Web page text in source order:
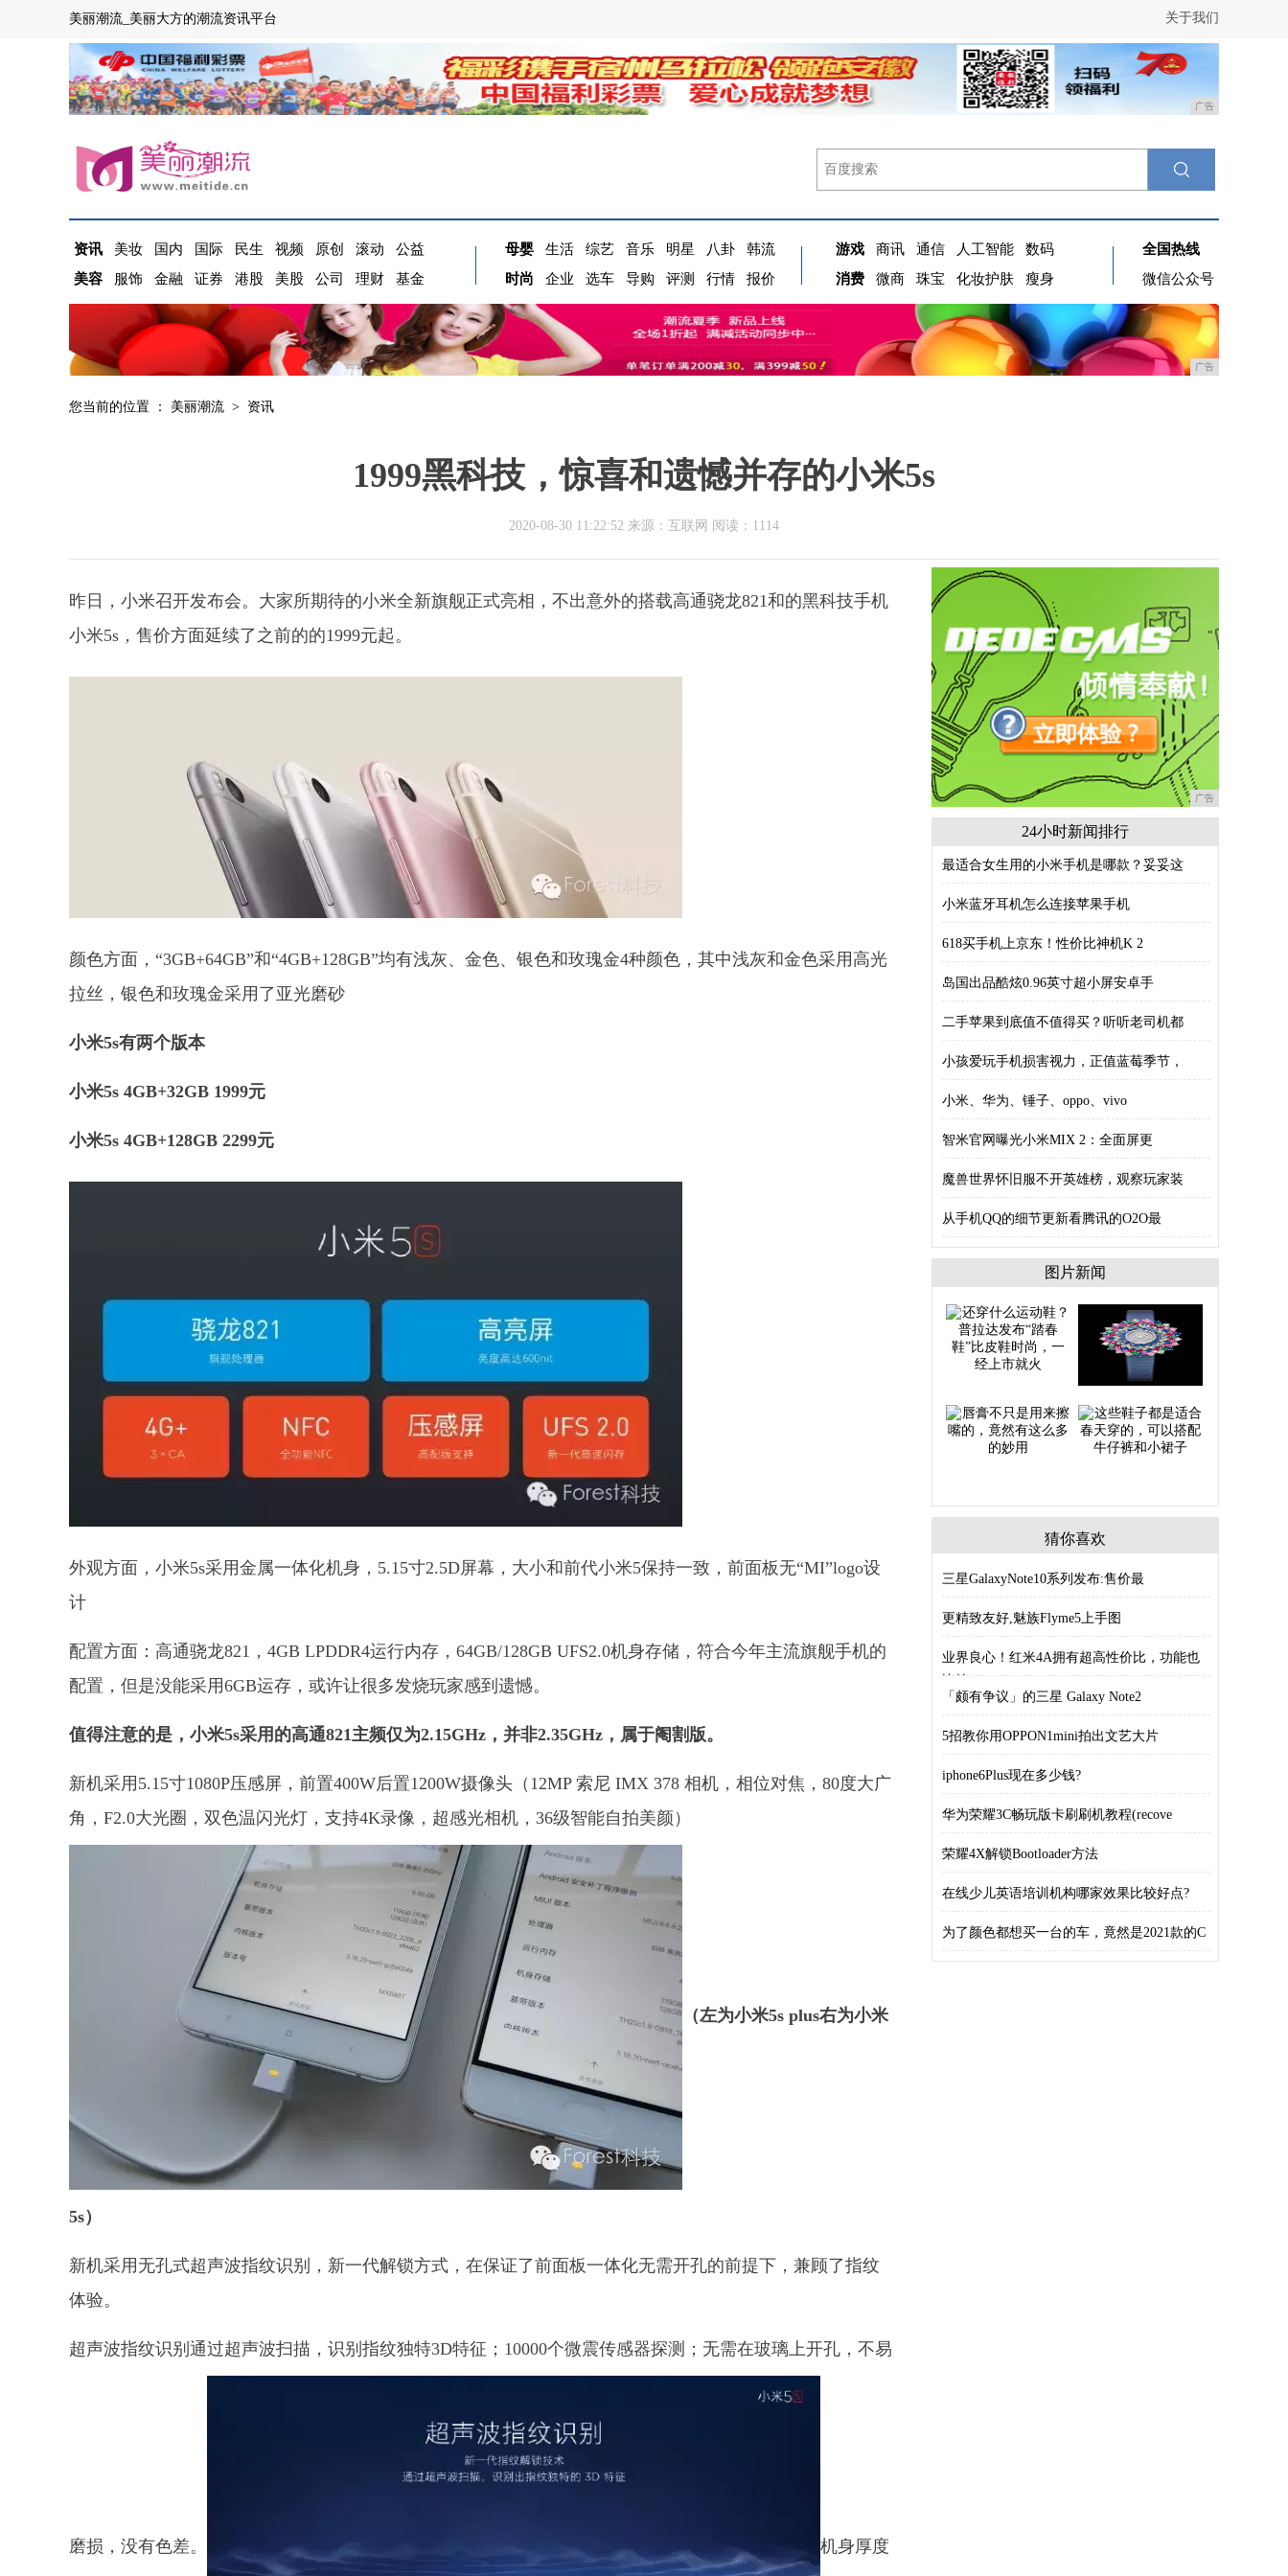
关于我们
美丽潮流_美丽大方的潮流资讯平台
广告
资讯 美妆 国内 国际 民生 视频 原创 滚动
公益
美容
服饰 金融 证券 港股 美股 公司 理财 基金
母婴 生活 综艺 音乐 明星 八卦
韩流
时尚
企业 选车 导购 评测 行情 报价
游戏 商讯 通信 人工智能
数码
消费
微商 珠宝 化妆护肤 瘦身
全国热线
微信公众号
广告
您当前的位置 ： 美丽潮流 > 资讯
1999黑科技，惊喜和遗憾并存的小米5s
2020-08-30 11:22:52 来源：互联网 阅读：1114
昨日，小米召开发布会。大家所期待的小米全新旗舰正式亮相，不出意外的搭载高通骁龙821和的黑科技手机
小米5s，售价方面延续了之前的的1999元起。
颜色方面，“3GB+64GB”和“4GB+128GB”均有浅灰、金色、银色和玫瑰金4种颜色，其中浅灰和金色采用高光
拉丝，银色和玫瑰金采用了亚光磨砂
小米5s有两个版本
小米5s 4GB+32GB 1999元
小米5s 4GB+128GB 2299元
外观方面，小米5s采用金属一体化机身，5.15寸2.5D屏幕，大小和前代小米5保持一致，前面板无“MI”logo设
计
配置方面：高通骁龙821，4GB LPDDR4运行内存，64GB/128GB UFS2.0机身存储，符合今年主流旗舰手机的
配置，但是没能采用6GB运存，或许让很多发烧玩家感到遗憾。
值得注意的是，小米5s采用的高通821主频仅为2.15GHz，并非2.35GHz，属于阉割版。
新机采用5.15寸1080P压感屏，前置400W后置1200W摄像头（12MP 索尼 IMX 378 相机，相位对焦，80度大广
角，F2.0大光圈，双色温闪光灯，支持4K录像，超感光相机，36级智能自拍美颜）
（左为小米5s plus右为小米
5s）
新机采用无孔式超声波指纹识别，新一代解锁方式，在保证了前面板一体化无需开孔的前提下，兼顾了指纹
体验。
超声波指纹识别通过超声波扫描，识别指纹独特3D特征；10000个微震传感器探测；无需在玻璃上开孔，不易
磨损，没有色差。 机身厚度
广告
24小时新闻排行
最适合女生用的小米手机是哪款？妥妥这
小米蓝牙耳机怎么连接苹果手机
618买手机上京东！性价比神机K 2
岛国出品酷炫0.96英寸超小屏安卓手
二手苹果到底值不值得买？听听老司机都
小孩爱玩手机损害视力，正值蓝莓季节，
小米、华为、锤子、oppo、vivo
智米官网曝光小米MIX 2：全面屏更
魔兽世界怀旧服不开英雄榜，观察玩家装
从手机QQ的细节更新看腾讯的O2O最
图片新闻
猜你喜欢
三星GalaxyNote10系列发布:售价最
更精致友好,魅族Flyme5上手图
业界良心！红米4A拥有超高性价比，功能也
比较
「颇有争议」的三星 Galaxy Note2
5招教你用OPPON1mini拍出文艺大片
iphone6Plus现在多少钱?
华为荣耀3C畅玩版卡刷刷机教程(recove
荣耀4X解锁Bootloader方法
在线少儿英语培训机构哪家效果比较好点?
为了颜色都想买一台的车，竟然是2021款的C